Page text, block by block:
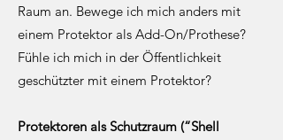
Raum an. Bewege ich mich anders mit
einem Protektor als Add-On/Prothese?
Fühle ich mich in der Öffentlichkeit
geschützter mit einem Protektor?
Protektoren als Schutzraum (“Shell